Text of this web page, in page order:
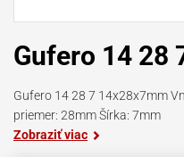
Gufero 14 28
Gufero 14 28 7 14x28x7mm
priemer: 28mm Šírka: 7mm
Zobraziť viac